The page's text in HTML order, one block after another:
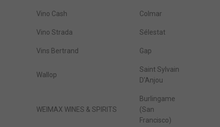
Vino Cash Colmar
Vino Strada Sélestat
Vins Bertrand Gap
Wallop
Saint Sylvain
D'Anjou
WEIMAX WINES & SPIRITS
Burlingame
(San
Francisco)